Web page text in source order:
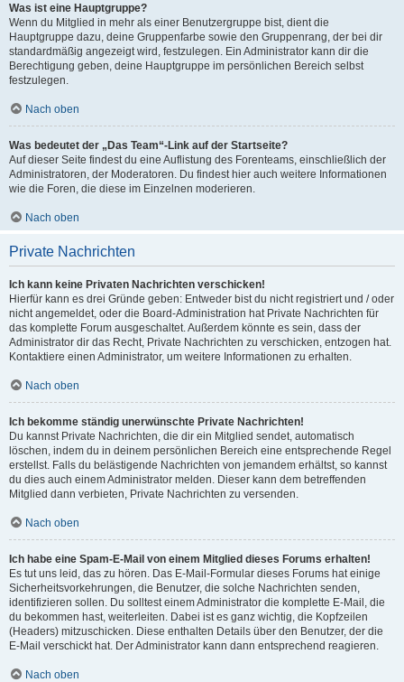
Was ist eine Hauptgruppe?
Wenn du Mitglied in mehr als einer Benutzergruppe bist, dient die
Hauptgruppe dazu, deine Gruppenfarbe sowie den Gruppenrang, der bei dir
standardmäßig angezeigt wird, festzulegen. Ein Administrator kann dir die
Berechtigung geben, deine Hauptgruppe im persönlichen Bereich selbst
festzulegen.
Nach oben
Was bedeutet der „Das Team“-Link auf der Startseite?
Auf dieser Seite findest du eine Auflistung des Forenteams, einschließlich der
Administratoren, der Moderatoren. Du findest hier auch weitere Informationen
wie die Foren, die diese im Einzelnen moderieren.
Nach oben
Private Nachrichten
Ich kann keine Privaten Nachrichten verschicken!
Hierfür kann es drei Gründe geben: Entweder bist du nicht registriert und / oder
nicht angemeldet, oder die Board-Administration hat Private Nachrichten für
das komplette Forum ausgeschaltet. Außerdem könnte es sein, dass der
Administrator dir das Recht, Private Nachrichten zu verschicken, entzogen hat.
Kontaktiere einen Administrator, um weitere Informationen zu erhalten.
Nach oben
Ich bekomme ständig unerwünschte Private Nachrichten!
Du kannst Private Nachrichten, die dir ein Mitglied sendet, automatisch
löschen, indem du in deinem persönlichen Bereich eine entsprechende Regel
erstellst. Falls du belästigende Nachrichten von jemandem erhältst, so kannst
du dies auch einem Administrator melden. Dieser kann dem betreffenden
Mitglied dann verbieten, Private Nachrichten zu versenden.
Nach oben
Ich habe eine Spam-E-Mail von einem Mitglied dieses Forums erhalten!
Es tut uns leid, das zu hören. Das E-Mail-Formular dieses Forums hat einige
Sicherheitsvorkehrungen, die Benutzer, die solche Nachrichten senden,
identifizieren sollen. Du solltest einem Administrator die komplette E-Mail, die
du bekommen hast, weiterleiten. Dabei ist es ganz wichtig, die Kopfzeilen
(Headers) mitzuschicken. Diese enthalten Details über den Benutzer, der die
E-Mail verschickt hat. Der Administrator kann dann entsprechend reagieren.
Nach oben